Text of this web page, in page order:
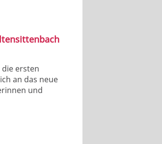
ersten
an das neue
und